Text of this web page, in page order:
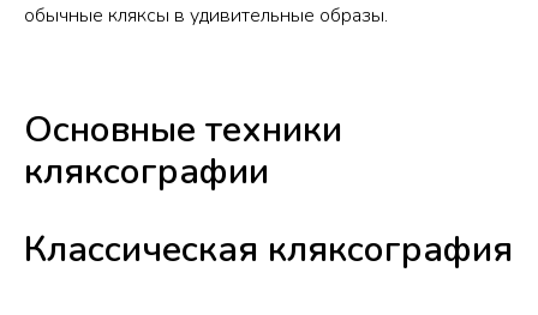
обычные кляксы в удивительные образы.
Основные техники
кляксографии
Классическая кляксография